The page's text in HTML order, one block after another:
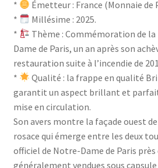
*
Émetteur : France (Monnaie de
*
Millésime : 2025.
*
Thème : Commémoration de
Dame de Paris, un an après son
restauration suite à l’incendie de
*
Qualité : la frappe en qualité
garantit un aspect brillant et parfait
mise en circulation.
Son avers montre la façade ouest
rosace qui émerge entre les deux
officiel de Notre-Dame de Paris
généralement vendues sous